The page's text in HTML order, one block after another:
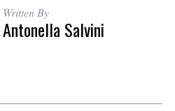
Written By
Antonella Salvini